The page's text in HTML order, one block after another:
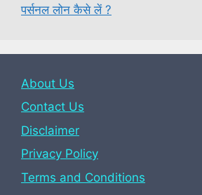
पर्सनल लोन कैसे लें ?
About Us
Contact Us
Disclaimer
Privacy Policy
Terms and Conditions